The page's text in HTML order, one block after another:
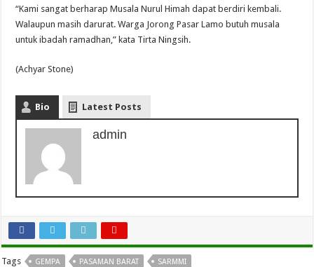
“Kami sangat berharap Musala Nurul Himah dapat berdiri kembali.
Walaupun masih darurat. Warga Jorong Pasar Lamo butuh musala
untuk ibadah ramadhan,” kata Tirta Ningsih.
(Achyar Stone)
Bio Latest Posts
admin
Tags GEMPA PASAMAN BARAT SARMMI